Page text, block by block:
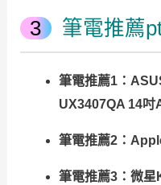
筆電推薦
筆電推薦1：
UX3407QA 14吋
筆電推薦2：
筆電推薦3：微